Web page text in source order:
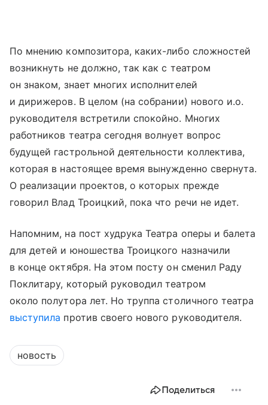
По мнению композитора, каких-либо сложностей
возникнуть не должно, так как с театром
он знаком, знает многих исполнителей
и дирижеров. В целом (на собрании) нового и.о.
руководителя встретили спокойно. Многих
работников театра сегодня волнует вопрос
будущей гастрольной деятельности коллектива,
которая в настоящее время вынужденно свернута.
О реализации проектов, о которых прежде
говорил Влад Троицкий, пока что речи не идет.
Напомним, на пост худрука Театра оперы и балета
для детей и юношества Троицкого назначили
в конце октября. На этом посту он сменил Раду
Поклитару, который руководил театром
около полутора лет. Но труппа столичного театра
выступила против своего нового руководителя.
новость
Поделиться